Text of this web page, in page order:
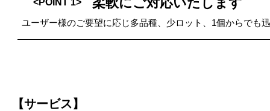
<POINT 1>
ユーザー様のご要望に応じ多品種、少ロット、1個からでも
【サービス】